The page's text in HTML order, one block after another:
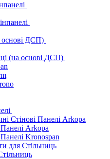
основі ДСП)
(на основі ДСП)
Стінові Панелі Аrkopa
Панелі Arkopa
Kronospan
для Стільниць